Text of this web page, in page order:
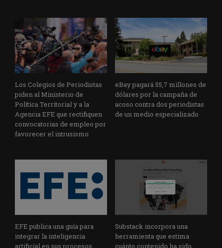
Los Colegios de Periodistas
piden al Ministerio de
Política Territorial y a la
Agencia EFE que rectifiquen
convocatorias de empleo por
favorecer el intrusismo
eBay pagará 55,7 millones de
dólares por la campaña de
acoso contra dos periodistas
de un medio especializado
EFE publica una guía para
integrar la inteligencia
artificial en sus procesos
Substack incorpora una
herramienta que estima
cuánto contenido ha sido